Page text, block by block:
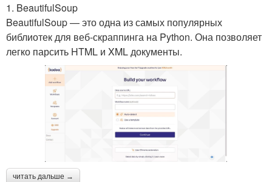
1. BeautifulSoup
BeautifulSoup — это одна из самых популярных
библиотек для веб-скраппинга на Python. Она позволяет
легко парсить HTML и XML документы.
читать дальше →